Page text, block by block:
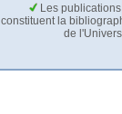
Les
constituent la
de